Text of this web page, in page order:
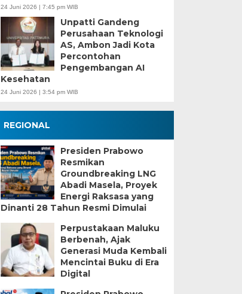
24 Juni 2026 | 7:45 pm WIB
Unpatti Gandeng
Perusahaan Teknologi
AS, Ambon Jadi Kota
Percontohan
Pengembangan AI
Kesehatan
24 Juni 2026 | 3:54 pm WIB
REGIONAL
Presiden Prabowo
Resmikan
Groundbreaking LNG
Abadi Masela, Proyek
Energi Raksasa yang
Dinanti 28 Tahun Resmi Dimulai
Perpustakaan Maluku
Berbenah, Ajak
Generasi Muda Kembali
Mencintai Buku di Era
Digital